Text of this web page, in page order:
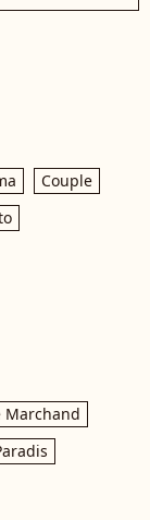
Couple
Marchand